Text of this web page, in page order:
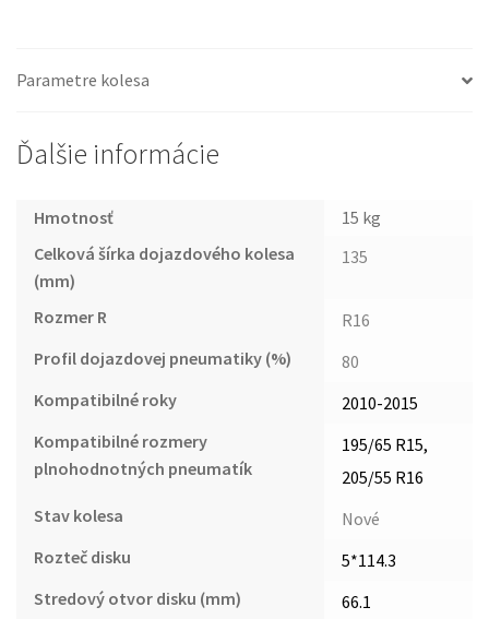
Parametre kolesa
Ďalšie informácie
Hmotnosť
15 kg
Celková šírka dojazdového kolesa
(mm)
135
Rozmer R
R16
Profil dojazdovej pneumatiky (%)
80
Kompatibilné roky
2010-2015
Kompatibilné rozmery
plnohodnotných pneumatík
195/65 R15,
205/55 R16
Stav kolesa
Nové
Rozteč disku
5*114.3
Stredový otvor disku (mm)
66.1